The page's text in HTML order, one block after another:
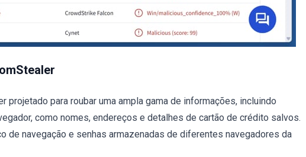
projetado para roubar uma ampla gama de informações, incluindo
como nomes, endereços e detalhes de cartão de crédito salvos.
de navegação e senhas armazenadas de diferentes navegadores da